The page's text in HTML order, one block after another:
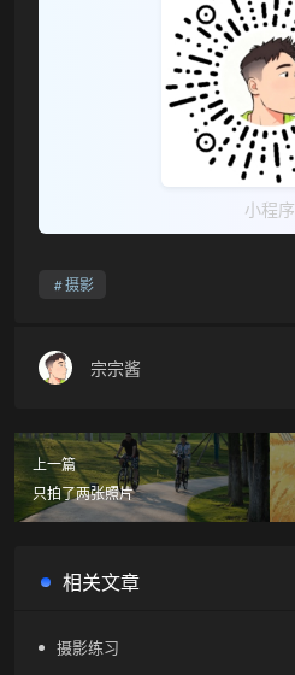
小程序
摄影
宗宗酱
上一篇
只拍了两张照片
相关文章
摄影练习